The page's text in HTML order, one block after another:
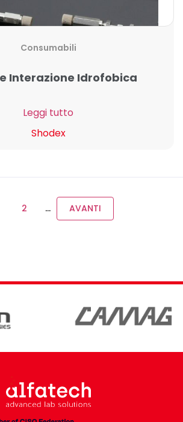
Consumabili
Interazione Idrofobica
Leggi tutto
Shodex
2 … AVANTI